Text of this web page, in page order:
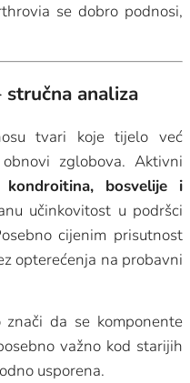
se dobro podnosi,
analiza
tvari koje tijelo već
zglobova. Aktivni
kondroitina, bosvelije i
učinkovitost u podršci
cijenim prisutnost
opterećenja na probavni
da se komponente
važno kod starijih
usporena.